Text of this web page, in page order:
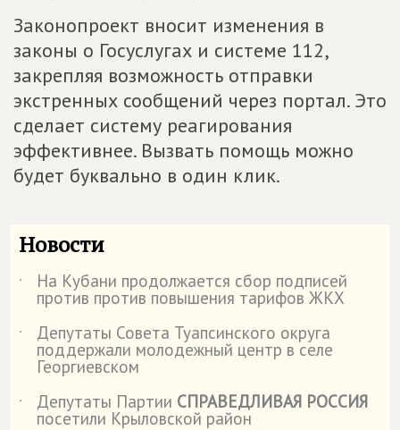
Законопроект вносит изменения в
законы о Госуслугах и системе 112,
закрепляя возможность отправки
экстренных сообщений через портал. Это
сделает систему реагирования
эффективнее. Вызвать помощь можно
будет буквально в один клик.
Новости
˙ На Кубани продолжается сбор подписей
против против повышения тарифов ЖКХ
˙
Депутаты Совета Туапсинского округа
поддержали молодежный центр в селе
Георгиевском
˙
Депутаты Партии СПРАВЕДЛИВАЯ РОССИЯ
посетили Крыловской район